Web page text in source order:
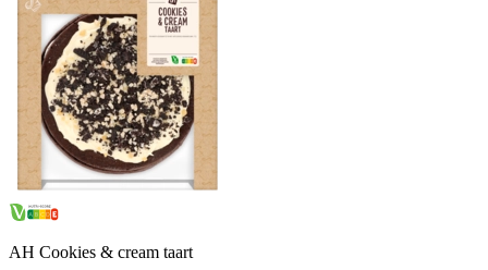
AH Cookies & cream taart